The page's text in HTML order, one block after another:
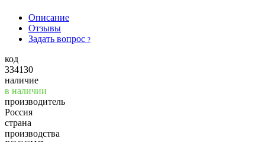
Описание
Отзывы
Задать вопрос ?
код
334130
наличие
в наличии
производитель
Россия
страна
производства